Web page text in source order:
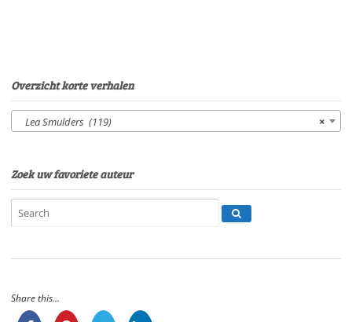
Overzicht korte verhalen
×
Lea Smulders (119)
Zoek uw favoriete auteur
Share this...